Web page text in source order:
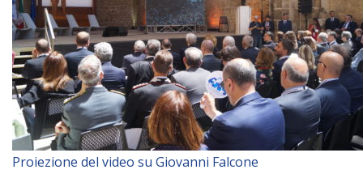
Proiezione del video su Giovanni Falcone